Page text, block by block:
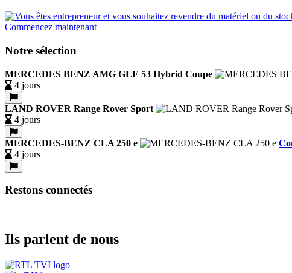
Commencez maintenant
Notre sélection
MERCEDES BENZ AMG GLE 53 Hybrid Coupe
4 jours
LAND ROVER Range Rover Sport
4 jours
MERCEDES-BENZ CLA 250 e
4 jours
Restons connectés
Ils parlent de nous